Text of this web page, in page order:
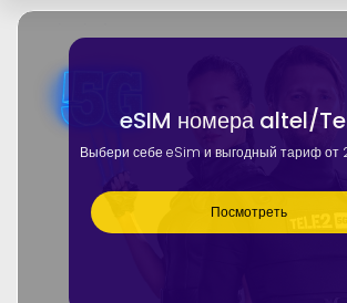
eSIM номера altel/
Выбери себе eSim и выгодный тариф от
Посмотреть